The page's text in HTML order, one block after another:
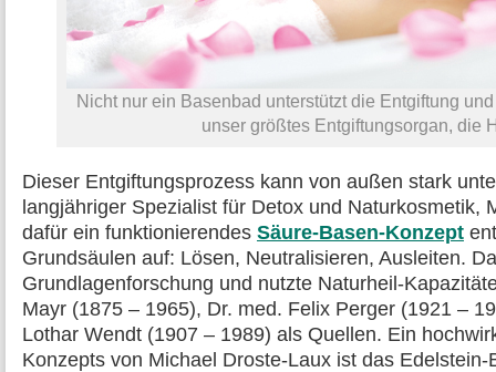
Nicht nur ein Basenbad unterstützt die Entgiftung
unser größtes Entgiftungsorgan, die
Dieser Entgiftungsprozess kann von außen stark
langjähriger Spezialist für Detox und Naturkosmetik,
dafür ein funktionierendes Säure-Basen-Konzept
Grundsäulen auf: Lösen, Neutralisieren, Ausleiten.
Grundlagenforschung und nutzte Naturheil-
Mayr (1875 – 1965), Dr. med. Felix Perger (1921 –
Lothar Wendt (1907 – 1989) als Quellen. Ein
Konzepts von Michael Droste-Laux ist das Edelstein-